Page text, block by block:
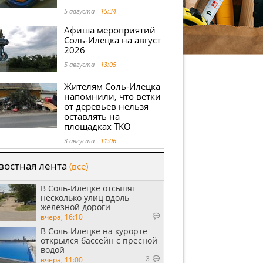
5 августа 15:34
Афиша мероприятий
Соль-Илецка на август
2026
5 августа 13:05
Жителям Соль-Илецка
напомнили, что ветки
от деревьев нельзя
оставлять на
площадках ТКО
3 августа 11:06
лента (все)
В Соль-Илецке отсыпят
несколько улиц вдоль
железной дороги
вчера, 16:10
В Соль-Илецке на курорте
открылся бассейн с пресной
водой
вчера, 11:00 3